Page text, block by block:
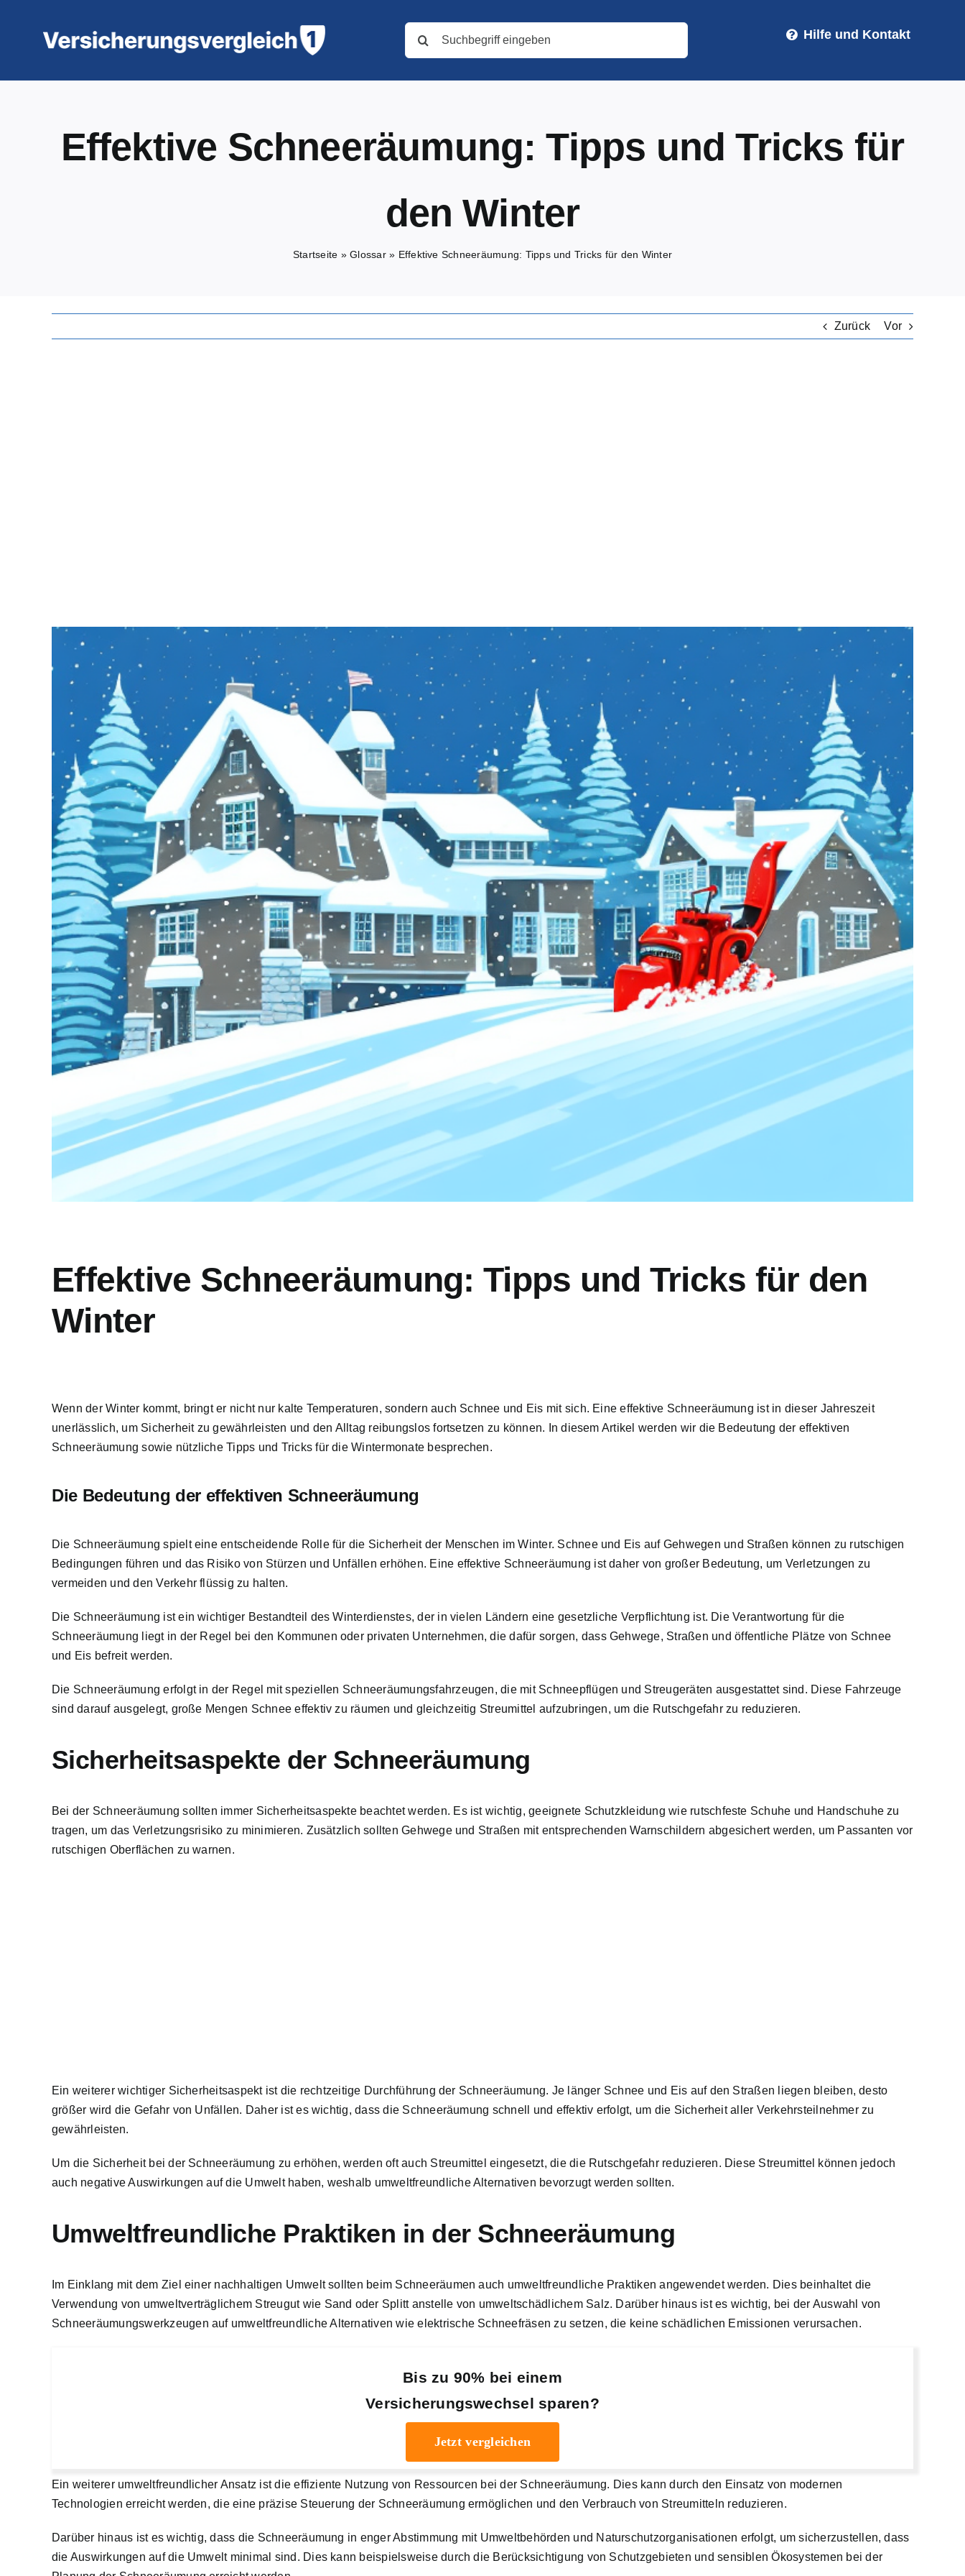
nach:
Hilfe und Kontakt
Effektive Schneeräumung: Tipps und Tricks für
den Winter
Startseite »Glossar» Effektive Schneeräumung: Tipps und Tricks für den Winter
Zurück Vor
Zeige
grösseres
Bild
Effektive Schneeräumung: Tipps und Tricks für den
Winter
Wenn der Winter kommt, bringt er nicht nur kalte Temperaturen, sondern auch Schnee und Eis mit sich. Eine effektive Schneeräumung ist in dieser Jahreszeit
unerlässlich, um Sicherheit zu gewährleisten und den Alltag reibungslos fortsetzen zu können. In diesem Artikel werden wir die Bedeutung der effektiven
Schneeräumung sowie nützliche Tipps und Tricks für die Wintermonate besprechen.
Die Bedeutung der effektiven Schneeräumung
Die Schneeräumung spielt eine entscheidende Rolle für die Sicherheit der Menschen im Winter. Schnee und Eis auf Gehwegen und Straßen können zu rutschigen
Bedingungen führen und das Risiko von Stürzen und Unfällen erhöhen. Eine effektive Schneeräumung ist daher von großer Bedeutung, um Verletzungen zu
vermeiden und den Verkehr flüssig zu halten.
Die Schneeräumung ist ein wichtiger Bestandteil des Winterdienstes, der in vielen Ländern eine gesetzliche Verpflichtung ist. Die Verantwortung für die
Schneeräumung liegt in der Regel bei den Kommunen oder privaten Unternehmen, die dafür sorgen, dass Gehwege, Straßen und öffentliche Plätze von Schnee
und Eis befreit werden.
Die Schneeräumung erfolgt in der Regel mit speziellen Schneeräumungsfahrzeugen, die mit Schneepflügen und Streugeräten ausgestattet sind. Diese Fahrzeuge
sind darauf ausgelegt, große Mengen Schnee effektiv zu räumen und gleichzeitig Streumittel aufzubringen, um die Rutschgefahr zu reduzieren.
Sicherheitsaspekte der Schneeräumung
Bei der Schneeräumung sollten immer Sicherheitsaspekte beachtet werden. Es ist wichtig, geeignete Schutzkleidung wie rutschfeste Schuhe und Handschuhe zu
tragen, um das Verletzungsrisiko zu minimieren. Zusätzlich sollten Gehwege und Straßen mit entsprechenden Warnschildern abgesichert werden, um Passanten vor
rutschigen Oberflächen zu warnen.
Ein weiterer wichtiger Sicherheitsaspekt ist die rechtzeitige Durchführung der Schneeräumung. Je länger Schnee und Eis auf den Straßen liegen bleiben, desto
größer wird die Gefahr von Unfällen. Daher ist es wichtig, dass die Schneeräumung schnell und effektiv erfolgt, um die Sicherheit aller Verkehrsteilnehmer zu
gewährleisten.
Um die Sicherheit bei der Schneeräumung zu erhöhen, werden oft auch Streumittel eingesetzt, die die Rutschgefahr reduzieren. Diese Streumittel können jedoch
auch negative Auswirkungen auf die Umwelt haben, weshalb umweltfreundliche Alternativen bevorzugt werden sollten.
Umweltfreundliche Praktiken in der Schneeräumung
Im Einklang mit dem Ziel einer nachhaltigen Umwelt sollten beim Schneeräumen auch umweltfreundliche Praktiken angewendet werden. Dies beinhaltet die
Verwendung von umweltverträglichem Streugut wie Sand oder Splitt anstelle von umweltschädlichem Salz. Darüber hinaus ist es wichtig, bei der Auswahl von
Schneeräumungswerkzeugen auf umweltfreundliche Alternativen wie elektrische Schneefräsen zu setzen, die keine schädlichen Emissionen verursachen.
Bis zu 90% bei einem
Versicherungswechsel sparen?
Jetzt vergleichen
Ein weiterer umweltfreundlicher Ansatz ist die effiziente Nutzung von Ressourcen bei der Schneeräumung. Dies kann durch den Einsatz von modernen
Technologien erreicht werden, die eine präzise Steuerung der Schneeräumung ermöglichen und den Verbrauch von Streumitteln reduzieren.
Darüber hinaus ist es wichtig, dass die Schneeräumung in enger Abstimmung mit Umweltbehörden und Naturschutzorganisationen erfolgt, um sicherzustellen, dass
die Auswirkungen auf die Umwelt minimal sind. Dies kann beispielsweise durch die Berücksichtigung von Schutzgebieten und sensiblen Ökosystemen bei der